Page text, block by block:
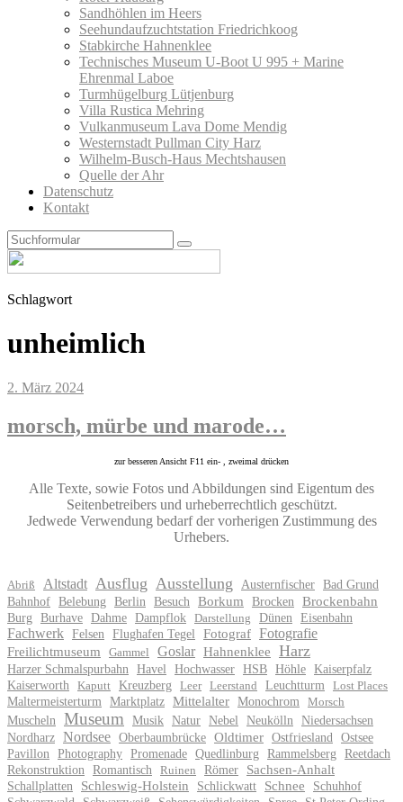
Sandhöhlen im Heers
Seehundaufzuchtstation Friedrichkoog
Stabkirche Hahnenklee
Technisches Museum U-Boot U 995 + Marine
Ehrenmal Laboe
Turmhügelburg Lütjenburg
Villa Rustica Mehring
Vulkanmuseum Lava Dome Mendig
Westernstadt Pullman City Harz
Wilhelm-Busch-Haus Mechtshausen
Quelle der Ahr
Datenschutz
Kontakt
Search
Schlagwort
unheimlich
2. März 2024
morsch, mürbe und marode…
zur besseren Ansicht F11 ein- , zweimal drücken
Alle Texte, sowie Fotos und Abbildungen sind Eigentum des
Seitenbetreibers und urheberrechtlich geschützt.
Jedwede Verwendung bedarf der vorherigen Zustimmung des
Urhebers.
Abriß Altstadt Ausflug Ausstellung Austernfischer Bad Grund
Bahnhof Belebung Berlin Besuch Borkum Brocken
Brockenbahn
Burg
Burhave Dahme Dampflok Darstellung Dünen Eisenbahn
Fachwerk Felsen Flughafen Tegel Fotograf Fotografie
Freilichtmuseum Gammel Goslar Hahnenklee Harz
Harzer Schmalspurbahn Havel Hochwasser HSB Höhle Kaiserpfalz
Kaiserworth
Kaputt Kreuzberg Leer Leerstand Leuchtturm Lost Places
Maltermeisterturm Marktplatz Mittelalter Monochrom Morsch
Muscheln Museum Musik Natur Nebel Neukölln
Niedersachsen
Nordharz Nordsee Oberbaumbrücke Oldtimer Ostfriesland
Ostsee
Pavillon
Photography Promenade Quedlinburg Rammelsberg
Reetdach
Rekonstruktion
Romantisch Ruinen Römer
Sachsen-Anhalt
Schallplatten
Schleswig-Holstein Schlickwatt Schnee
Schuhhof